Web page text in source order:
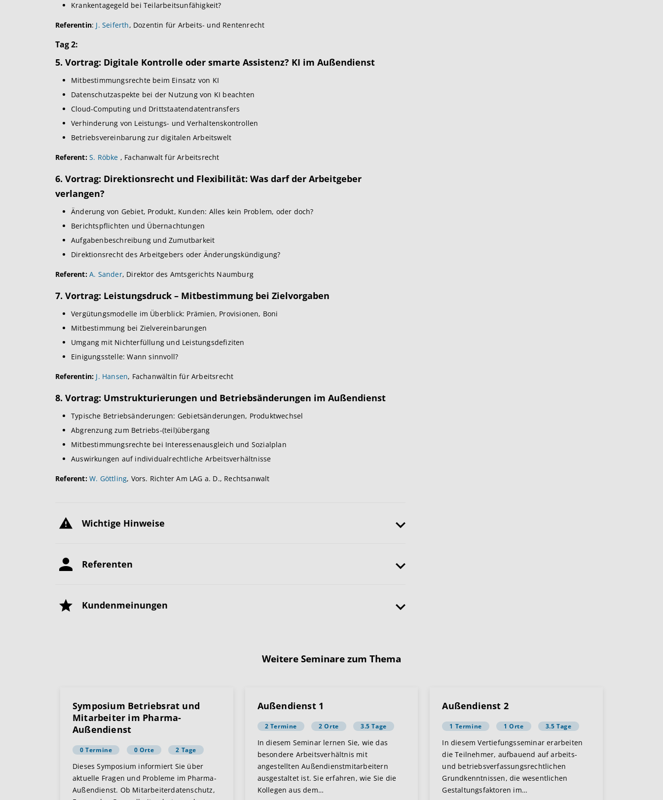
Krankentagegeld bei Teilarbeitsunfähigkeit?
Referentin: J. Seiferth, Dozentin für Arbeits- und Rentenrecht
Tag 2:
5. Vortrag: Digitale Kontrolle oder smarte Assistenz? KI im Außendienst
Mitbestimmungsrechte beim Einsatz von KI
Datenschutzaspekte bei der Nutzung von KI beachten
Cloud-Computing und Drittstaatendatentransfers
Verhinderung von Leistungs- und Verhaltenskontrollen
Betriebsvereinbarung zur digitalen Arbeitswelt
Referent: S. Röbke , Fachanwalt für Arbeitsrecht
6. Vortrag: Direktionsrecht und Flexibilität: Was darf der Arbeitgeber
verlangen?
Änderung von Gebiet, Produkt, Kunden: Alles kein Problem, oder doch?
Berichtspflichten und Übernachtungen
Aufgabenbeschreibung und Zumutbarkeit
Direktionsrecht des Arbeitgebers oder Änderungskündigung?
Referent: A. Sander, Direktor des Amtsgerichts Naumburg
7. Vortrag: Leistungsdruck – Mitbestimmung bei Zielvorgaben
Vergütungsmodelle im Überblick: Prämien, Provisionen, Boni
Mitbestimmung bei Zielvereinbarungen
Umgang mit Nichterfüllung und Leistungsdefiziten
Einigungsstelle: Wann sinnvoll?
Referentin: J. Hansen, Fachanwältin für Arbeitsrecht
8. Vortrag: Umstrukturierungen und Betriebsänderungen im Außendienst
Typische Betriebsänderungen: Gebietsänderungen, Produktwechsel
Abgrenzung zum Betriebs-(teil)übergang
Mitbestimmungsrechte bei Interessenausgleich und Sozialplan
Auswirkungen auf individualrechtliche Arbeitsverhältnisse
Referent: W. Göttling, Vors. Richter Am LAG a. D., Rechtsanwalt
Wichtige Hinweise
Referenten
Kundenmeinungen
Weitere Seminare zum Thema
Symposium Betriebsrat und
Mitarbeiter im Pharma-
Außendienst
0 Termine 0 Orte 2 Tage
Dieses Symposium informiert Sie über
aktuelle Fragen und Probleme im Pharma-
Außendienst. Ob Mitarbeiterdatenschutz,
Außendienst 1
2 Termine 2 Orte 3.5 Tage
In diesem Seminar lernen Sie, wie das
besondere Arbeitsverhältnis mit
angestellten Außendienstmitarbeitern
ausgestaltet ist. Sie erfahren, wie Sie die
Kollegen aus dem…
Außendienst 2
1 Termine 1 Orte 3.5 Tage
In diesem Vertiefungsseminar erarbeiten
die Teilnehmer, aufbauend auf arbeits-
und betriebsverfassungsrechtlichen
Grundkenntnissen, die wesentlichen
Gestaltungsfaktoren im…